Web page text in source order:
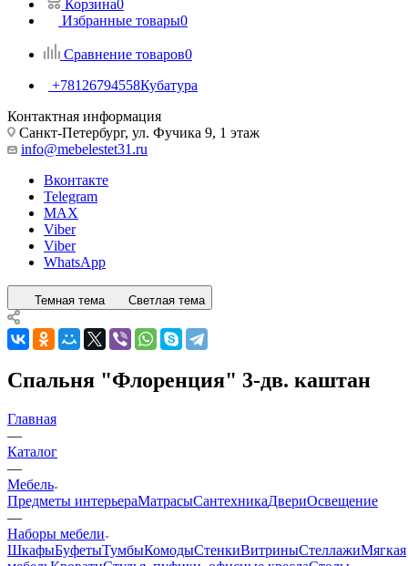
Корзина0
Избранные товары0
Сравнение товаров0
+78126794558Кубатура
Контактная информация
Санкт-Петербург, ул. Фучика 9, 1 этаж
info@mebelestet31.ru
Вконтакте
Telegram
MAX
Viber
Viber
WhatsApp
Темная тема Светлая тема
Спальня "Флоренция" 3-дв. каштан
Главная
—
Каталог
—
Мебель
Предметы интерьераМатрасыСантехникаДвериОсвещение
—
Наборы мебели
ШкафыБуфетыТумбыКомодыСтенкиВитриныСтеллажиМягкая